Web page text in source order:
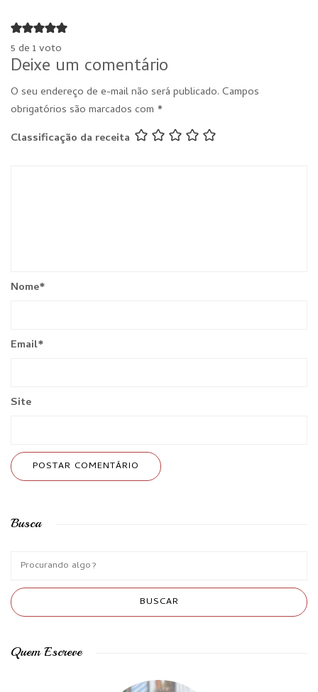
5 de 1 voto
Deixe um comentário
O seu endereço de e-mail não será publicado. Campos
obrigatórios são marcados com *
Classificação da receita
Nome*
Email*
Site
Busca
Quem Escreve